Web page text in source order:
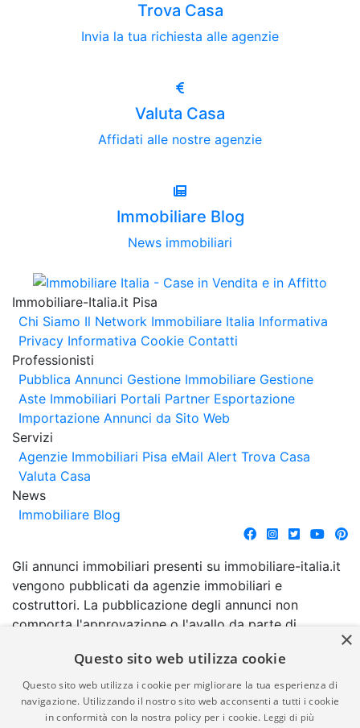
Trova Casa
Invia la tua richiesta alle agenzie
Valuta Casa
Affidati alle nostre agenzie
Immobiliare Blog
News immobiliari
Immobiliare-Italia.it Pisa
Chi Siamo Il Network Immobiliare Italia Informativa
Privacy Informativa Cookie Contatti
Professionisti
Pubblica Annunci Gestione Immobiliare Gestione
Aste Immobiliari Portali Partner Esportazione
Importazione Annunci da Sito Web
Servizi
Agenzie Immobiliari Pisa eMail Alert Trova Casa
Valuta Casa
News
Immobiliare Blog
Gli annunci immobiliari presenti su immobiliare-italia.it
vengono pubblicati da agenzie immobiliari e
costruttori. La pubblicazione degli annunci non
comporta l'approvazione o l'avallo da parte di
garanzia da parte di quest'ultima. immobiliare-italia.it
quindi non è responsabile della veridicità, della
correttezza, della completezza, della normativa in
materia di privacy e/o di alcun altro aspetto dei
×
Questo sito web utilizza cookie
Questo sito web utilizza i cookie per migliorare la tua esperienza di
navigazione. Utilizzando il nostro sito web acconsenti a tutti i cookie
in conformità con la nostra policy per i cookie. Leggi di più